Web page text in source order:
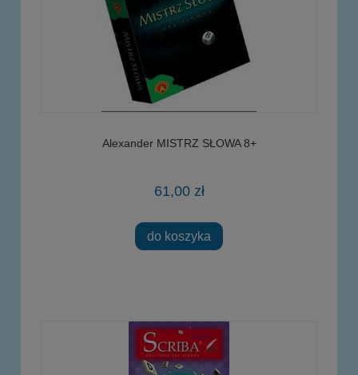
Alexander MISTRZ SŁOWA 8+
61,00 zł
do koszyka